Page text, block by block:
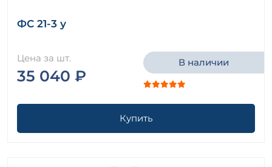
ФС 21-3 у
Цена за шт.
35 040 ₽
В наличии
Купить